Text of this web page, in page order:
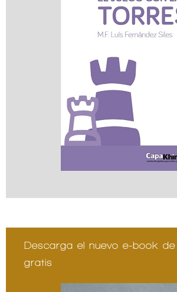
Descarga el nuevo e-book
gratis